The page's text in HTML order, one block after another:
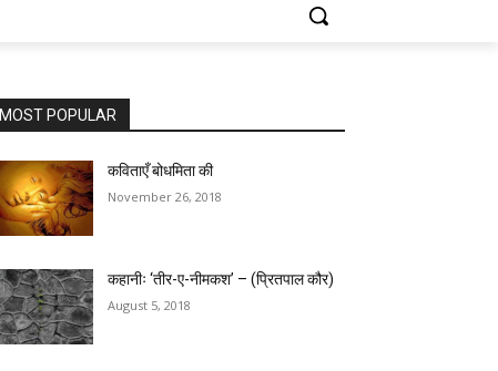
MOST POPULAR
कविताएँ बोधमिता की
November 26, 2018
कहानीः ‘तीर-ए-नीमकश’ – (प्रितपाल कौर)
August 5, 2018